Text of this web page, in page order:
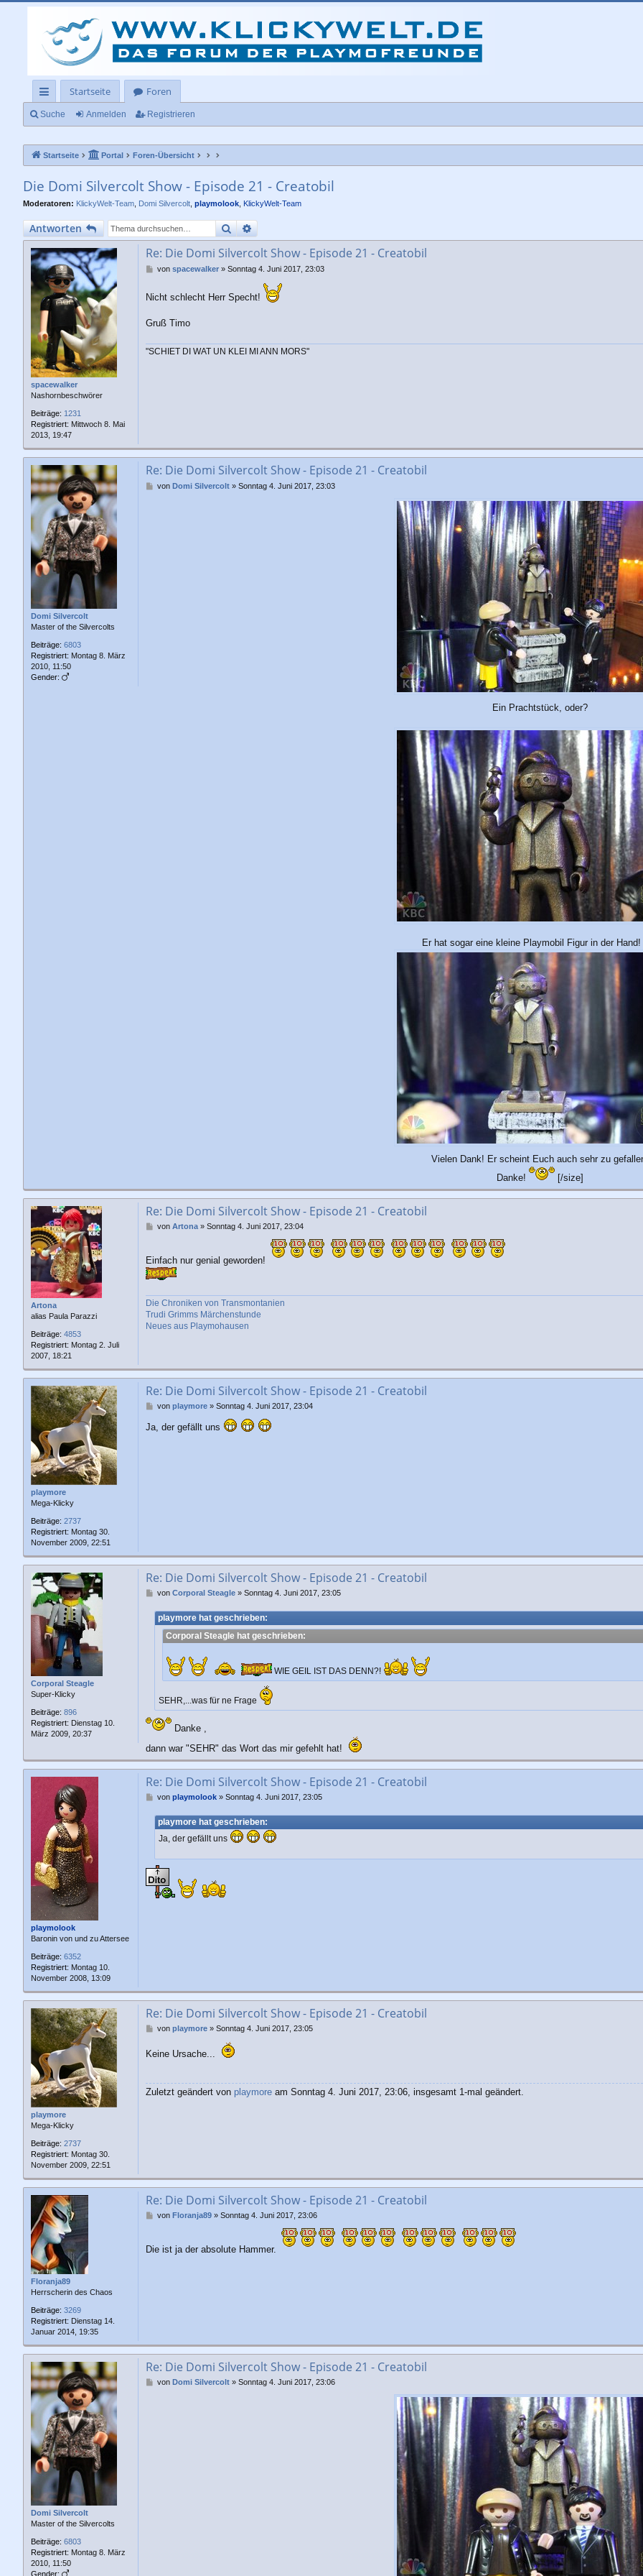
ch
llz
rif
f
Startseite Foren
Suche Anmelden Registrieren
Startseite Portal Foren-Übersicht
Die Domi Silvercolt Show - Episode 21 - Creatobil
Moderatoren: KlickyWelt-Team Domi Silvercolt playmolook KlickyWelt-Team
Antworten SucheErweiterte Suche
spacewalker
Nashornbeschwörer
Beiträge: 1231
Registriert: Mittwoch 8. Mai
2013, 19:47
Re: Die Domi Silvercolt Show - Episode 21 - Creatobil
B
t
a
von spacewalker» Sonntag 4. Juni 2017, 23:03
Nicht schlecht Herr Specht!
Gruß Timo
"SCHIET DI WAT UN KLEI MI ANN MORS"
Domi Silvercolt
Master of the Silvercolts
Beiträge: 6803
Registriert: Montag 8. März
2010, 11:50
Gender:
Re: Die Domi Silvercolt Show - Episode 21 - Creatobil
Bvon Domi Silvercolt» Sonntag 4. Juni 2017, 23:03
Ein Prachtstück, oder?
Er hat sogar eine kleine Playmobil Figur in der Hand!
Vielen Dank! Er scheint Euch auch sehr zu
Danke!
[/size]
Artona
alias Paula Parazzi
Beiträge: 4853
Registriert: Montag 2. Juli
2007, 18:21
Re: Die Domi Silvercolt Show - Episode 21 - Creatobil
B
t
r
a
von Artona» Sonntag 4. Juni 2017, 23:04
Einfach nur genial geworden!
Die Chroniken von Transmontanien
Trudi Grimms Märchenstunde
Neues aus Playmohausen
playmore
Mega-Klicky
Beiträge: 2737
Registriert: Montag 30.
November 2009, 22:51
Re: Die Domi Silvercolt Show - Episode 21 - Creatobil
B
i
von playmore» Sonntag 4. Juni 2017, 23:04
Ja, der gefällt uns
Corporal Steagle
Super-Klicky
Beiträge: 896
Registriert: Dienstag 10.
März 2009, 20:37
Re: Die Domi Silvercolt Show - Episode 21 - Creatobil
B
i
t
von Corporal Steagle» Sonntag 4. Juni 2017, 23:05
playmore hat geschrieben:
Corporal Steagle hat geschrieben:
WIE GEIL IST DAS DENN?!
SEHR,...was für ne Frage
Danke ,
dann war "SEHR" das Wort das mir gefehlt hat!
playmolook
Baronin von und zu Attersee
Beiträge: 6352
Registriert: Montag 10.
November 2008, 13:09
Re: Die Domi Silvercolt Show - Episode 21 - Creatobil
B
i
t
g
von playmolook» Sonntag 4. Juni 2017, 23:05
playmore hat geschrieben:
Ja, der gefällt uns
playmore
Mega-Klicky
Beiträge: 2737
Registriert: Montag 30.
November 2009, 22:51
Re: Die Domi Silvercolt Show - Episode 21 - Creatobil
B
a
g
von playmore» Sonntag 4. Juni 2017, 23:05
Keine Ursache...
Zuletzt geändert von playmore am Sonntag 4. Juni 2017, 23:06, insgesamt 1-mal geändert.
Floranja89
Herrscherin des Chaos
Beiträge: 3269
Registriert: Dienstag 14.
Januar 2014, 19:35
Re: Die Domi Silvercolt Show - Episode 21 - Creatobil
B
t
von Floranja89» Sonntag 4. Juni 2017, 23:06
Die ist ja der absolute Hammer.
Domi Silvercolt
Master of the Silvercolts
Beiträge: 6803
Registriert: Montag 8. März
2010, 11:50
Gender:
Re: Die Domi Silvercolt Show - Episode 21 - Creatobil
Bvon Domi Silvercolt» Sonntag 4. Juni 2017, 23:06